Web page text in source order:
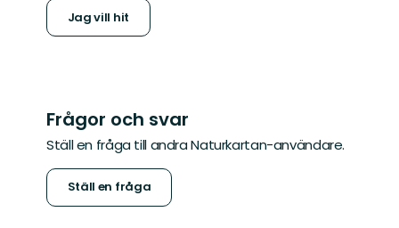
Jag vill hit
Frågor och svar
Ställ en fråga till andra Naturkartan-användare.
Ställ en fråga